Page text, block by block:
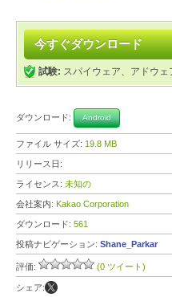
今すぐダウンロード
試験: スパイウェア、アドウ
ダウンロード: Android
ファイル サイズ: 19.8 MB
リリース日:
ライセンス: 未知の
会社案内: Kakao Corporation
ダウンロード: 561
投稿ナビゲーション: Shane_Parkar
評価: (0 ツイート)
シェア: